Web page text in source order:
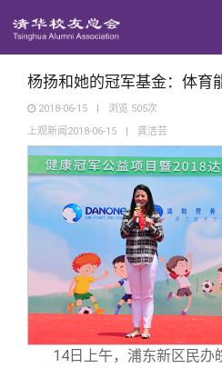
地区联络
年级联络
院系校友工作
专业委员会
兴趣群体
西南联大校友
回馈母校
捐赠项目
捐赠新闻
捐赠纪事
捐赠方法
义工计划
媒体平台
《清华校友通
《水木清华》
我要订阅
新媒体平台
百年清华
清华人物
清华故事
青春风采
校友服务
终身学习
信息化服务
校友总会
总会简介
关闭
杨扬和她的冠军基金：体育
2018-06-15 | 浏览 505次
上观新闻2018-06-15
| 龚洁芸
14 日上午，浦东新区民